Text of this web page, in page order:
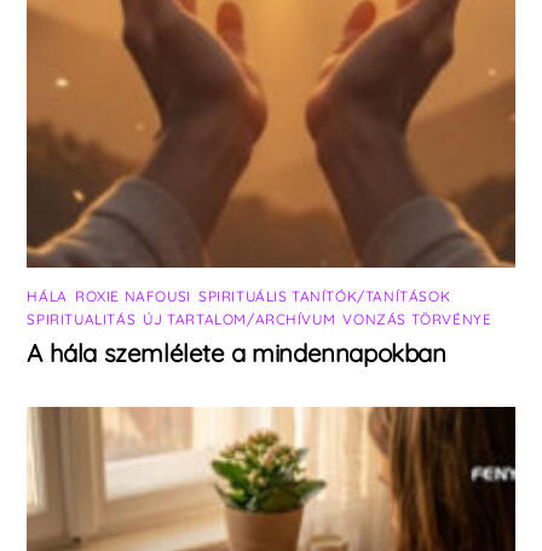
HÁLA ROXIE NAFOUSI SPIRITUÁLIS TANÍTÓK/TANÍTÁSOK
SPIRITUALITÁS ÚJ TARTALOM/ARCHÍVUM ,VONZÁS TÖRVÉNYE
A hála szemlélete a mindennapokban